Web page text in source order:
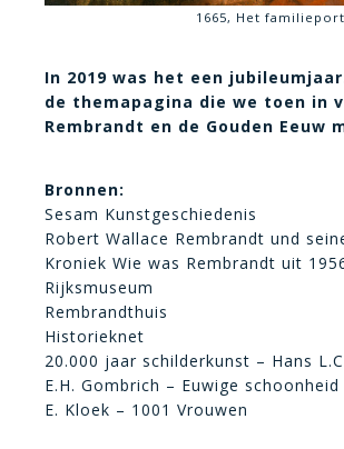
1665, Het
In 2019 was het een
de themapagina die we toen in
Rembrandt en de Gouden Eeuw
Bronnen:
Sesam Kunstgeschiedenis
Robert Wallace Rembrandt und
Kroniek Wie was Rembrandt uit
Rijksmuseum
Rembrandthuis
Historieknet
20.000 jaar schilderkunst – Hans
E.H. Gombrich – Euwige schoonheid
E. Kloek – 1001 Vrouwen